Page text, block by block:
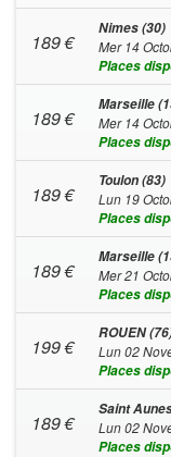
189€
Nimes (30)
Mer 14
Places
189€
Marseille
Mer 14
Places
189€
Toulon (83)
Lun 19
Places
189€
Marseille
Mer 21
Places
199€
ROUEN
Lun 02
Places
189€
Saint
Lun 02
Places